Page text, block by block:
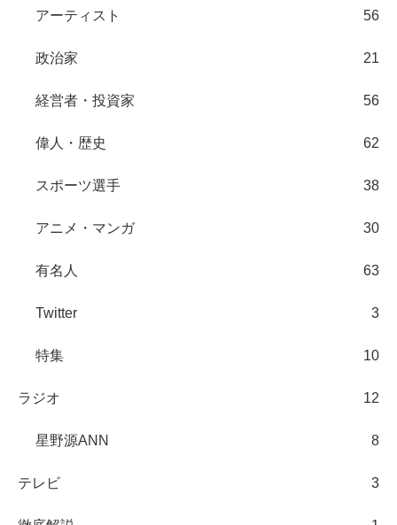
アーティスト 56
政治家 21
経営者・投資家 56
偉人・歴史 62
スポーツ選手 38
アニメ・マンガ 30
有名人 63
Twitter 3
特集 10
ラジオ 12
星野源ANN 8
テレビ 3